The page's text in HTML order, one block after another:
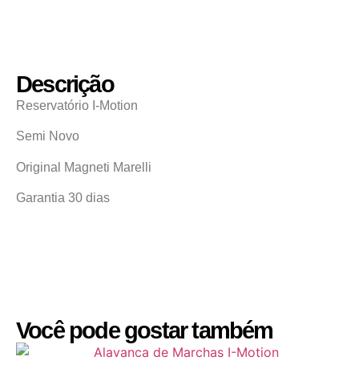
Descrição
Reservatório I-Motion
Semi Novo
Original Magneti Marelli
Garantia 30 dias
Você pode gostar também